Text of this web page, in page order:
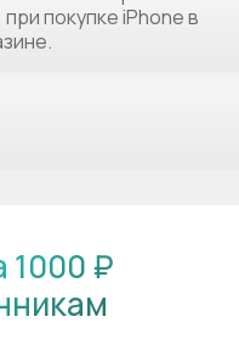
покупке iPhone в
1000 ₽